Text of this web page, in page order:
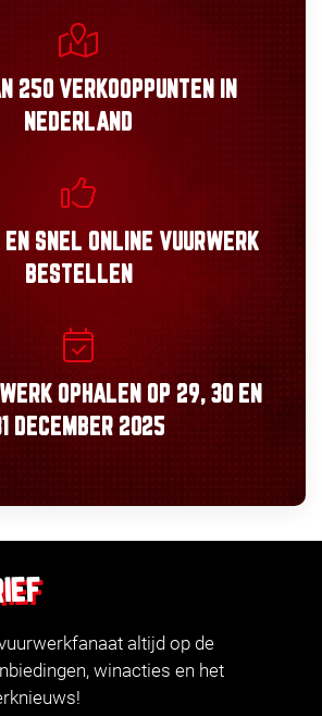
250 VERKOOPPUNTEN
IN
NEDERLAND
EN SNEL ONLINE VUURWERK
BESTELLEN
OPHALEN OP 29, 30 EN
DECEMBER 2025
altijd op de
winacties en het